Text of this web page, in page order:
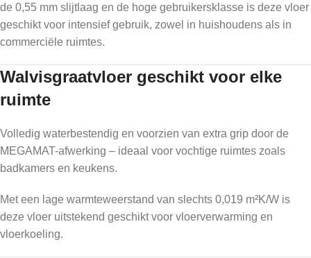
de 0,55 mm slijtlaag en de hoge gebruikersklasse is deze vloer
geschikt voor intensief gebruik, zowel in huishoudens als in
commerciële ruimtes.
Walvisgraatvloer geschikt voor elke
ruimte
Volledig waterbestendig en voorzien van extra grip door de
MEGAMAT-afwerking – ideaal voor vochtige ruimtes zoals
badkamers en keukens.
Met een lage warmteweerstand van slechts 0,019 m²K/W is
deze vloer uitstekend geschikt voor vloerverwarming en
vloerkoeling.